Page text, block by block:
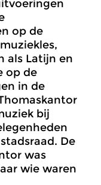
op de
als Latijn en
op de
in de
bij
De
was
wie waren